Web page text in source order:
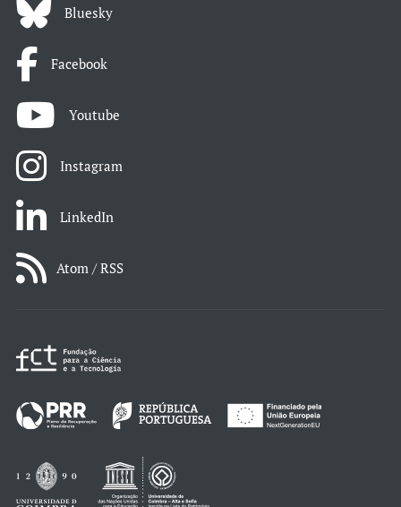
Bluesky
Facebook
Youtube
Instagram
LinkedIn
Atom / RSS